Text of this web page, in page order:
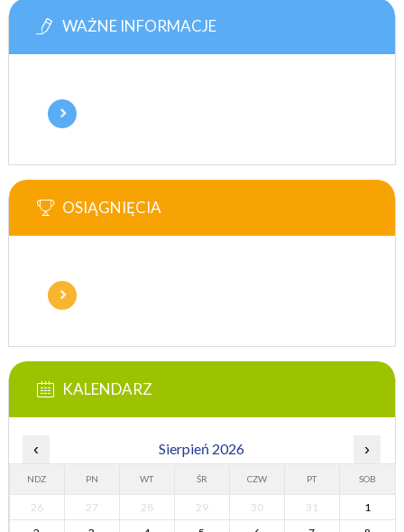
WAŻNE INFORMACJE
OSIĄGNIĘCIA
KALENDARZ
‹ Sierpień 2026 ›
NDZ PN WT ŚR CZW PT SOB
26 27 28 29 30 31
1